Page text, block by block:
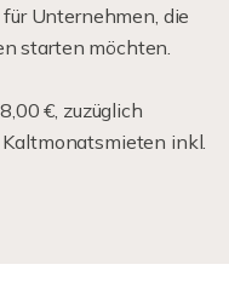
Unternehmen, die
starten möchten.
€, zuzüglich
inkl.